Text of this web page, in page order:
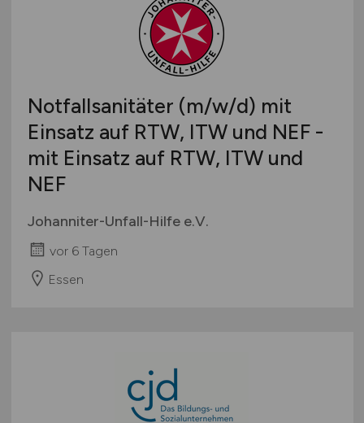
Notfallsanitäter (m/w/d) mit
Einsatz auf RTW, ITW und NEF -
mit Einsatz auf RTW, ITW und
NEF
Johanniter-Unfall-Hilfe e.V.
vor 6 Tagen
Essen